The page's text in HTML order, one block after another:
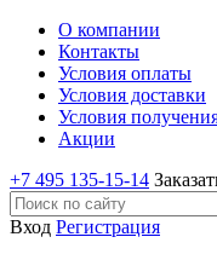
О компании
Контакты
Условия оплаты
Условия доставки
Условия
Акции
+7 495 135-15-14
Вход Регистрация